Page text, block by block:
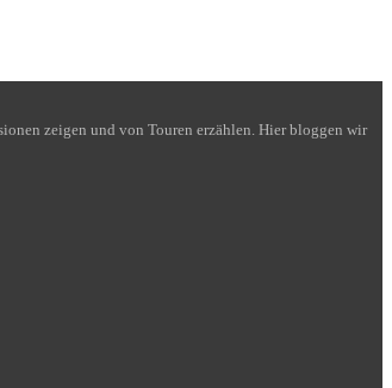
zeigen und von Touren erzählen. Hier bloggen wir